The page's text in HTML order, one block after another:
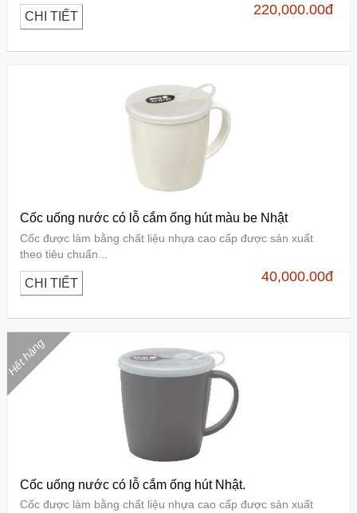
CHI TIẾT 220,000.00đ
Cốc uống nước có lỗ cắm ống hút màu be Nhật
Cốc được làm bằng chất liệu nhựa cao cấp được sản xuất
theo tiêu chuẩn...
CHI TIẾT 40,000.00đ
Hết hàng
Cốc uống nước có lỗ cắm ống hút Nhật.
Cốc được làm bằng chất liệu nhựa cao cấp được sản xuất